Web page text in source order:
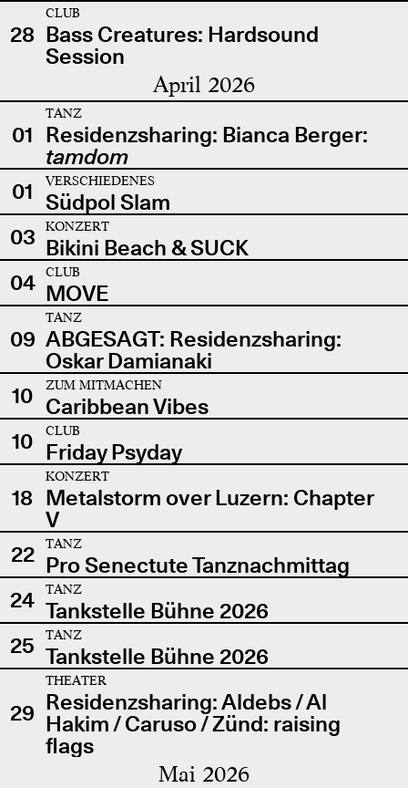
28
CLUB
Bass Creatures: Hardsound
Session
April 2026
01
TANZ
Residenzsharing: Bianca Berger:
tamdom
01
VERSCHIEDENES
Südpol Slam
03
KONZERT
Bikini Beach & SUCK
04
CLUB
MOVE
09
TANZ
ABGESAGT: Residenzsharing:
Oskar Damianaki
10
ZUM MITMACHEN
Caribbean Vibes
10
CLUB
Friday Psyday
18
KONZERT
Metalstorm over Luzern: Chapter
V
22
TANZ
Pro Senectute Tanznachmittag
24
TANZ
Tankstelle Bühne 2026
25
TANZ
Tankstelle Bühne 2026
29
THEATER
Residenzsharing: Aldebs / Al
Hakim / Caruso / Zünd: raising
flags
Mai 2026